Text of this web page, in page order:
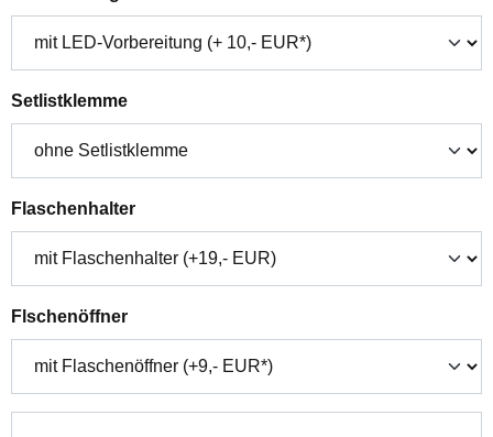
Setlistklemmeauswählen
Flaschenhalterauswählen
Flschenöffnerauswählen